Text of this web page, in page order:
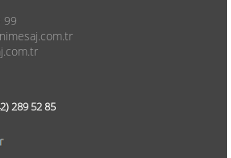
99
289 52 85